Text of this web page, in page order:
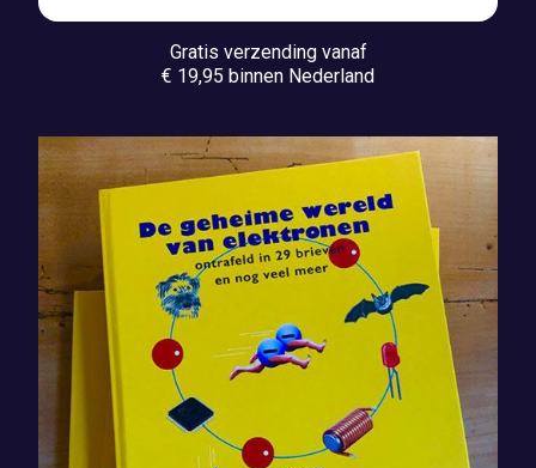
Gratis verzending vanaf
€ 19,95 binnen Nederland